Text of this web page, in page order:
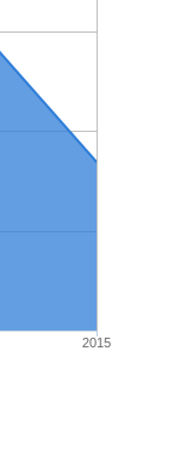
2015